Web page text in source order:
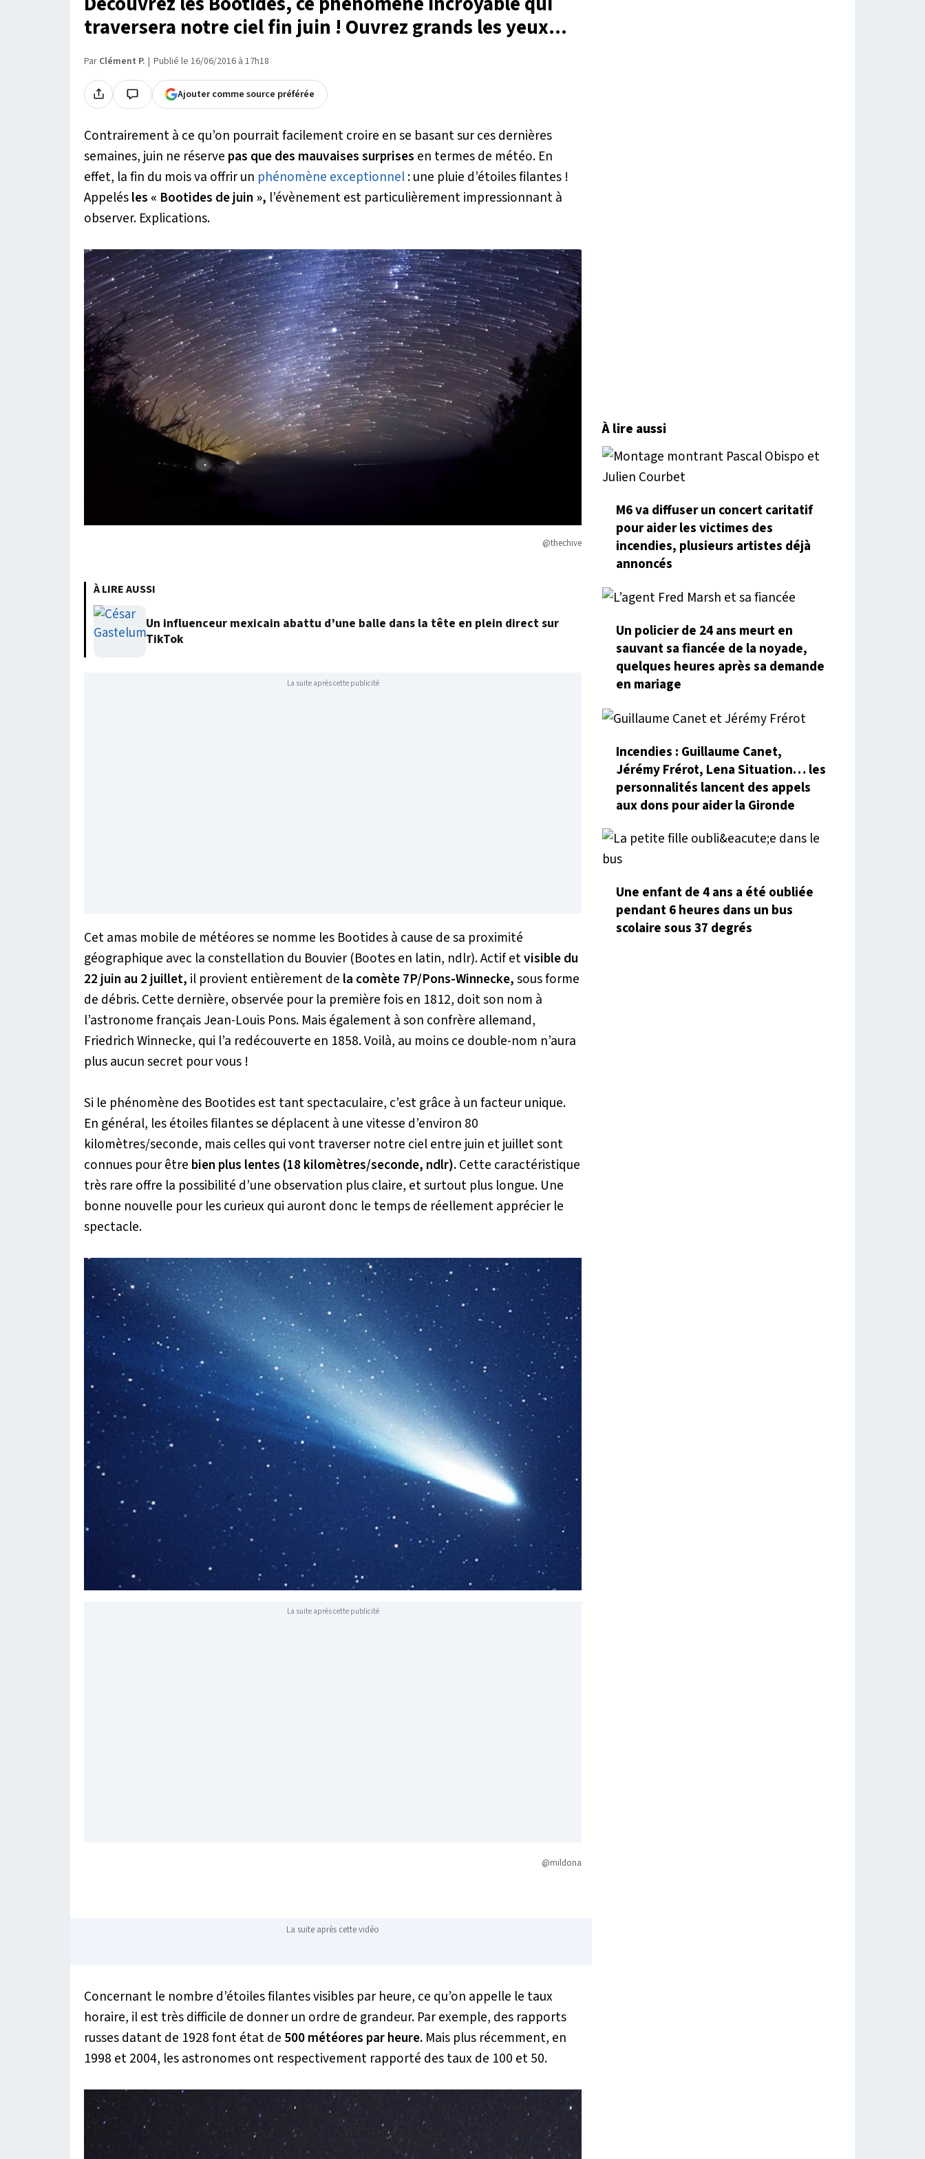
traversera notre ciel fin juin ! Ouvrez grands les yeux...
Par Clément P. Publié le 16/06/2016 à 17h18
Ajouter comme source préférée
Contrairement à ce qu’on pourrait facilement croire en se basant sur ces dernières
semaines, juin ne réserve pas que des mauvaises surprises en termes de météo. En
effet, la fin du mois va offrir un phénomène exceptionnel: une pluie d’étoiles filantes !
Appelésles « Bootides de juin », l’évènement est particulièrement impressionnant à
observer. Explications.
@thechive
À LIRE AUSSI
Un influenceur mexicain abattu d’une balle dans la tête en plein direct sur
TikTok
La suite après cette publicité
Cet amas mobile de météores se nomme les Bootides à cause de sa proximité
géographique avec la constellation du Bouvier (Bootes en latin, ndlr). Actif etvisible du
22 juin au 2 juillet, il provient entièrement de la comète 7P/Pons-Winnecke,sous forme
de débris. Cette dernière, observée pour la première fois en 1812, doit son nom à
l’astronome français Jean-Louis Pons. Mais également à son confrère allemand,
Friedrich Winnecke, qui l’a redécouverte en 1858. Voilà, au moins ce double-nom n’aura
plus aucun secret pour vous !
Si le phénomène des Bootides est tant spectaculaire, c’est grâce à un facteur unique.
En général, les étoiles filantes se déplacent à une vitesse d’environ 80
kilomètres/seconde, mais celles qui vont traverser notre ciel entre juin et juillet sont
connues pour être bien plus lentes (18 kilomètres/seconde, ndlr).Cette caractéristique
très rare offre la possibilité d’une observation plus claire, et surtout plus longue. Une
bonne nouvelle pour les curieux qui auront donc le temps de réellement apprécier le
spectacle.
La suite après cette publicité
@mildona
La suite après cette vidéo
Concernant le nombre d’étoiles filantes visibles par heure, ce qu’on appelle le taux
horaire, il est très difficile de donner un ordre de grandeur. Par exemple, des rapports
russes datant de 1928 font état de 500 météores par heure. Mais plus récemment, en
1998 et 2004, les astronomes ont respectivement rapporté des taux de 100 et 50.
À lire aussi
M6 va diffuser un concert caritatif
pour aider les victimes des
incendies, plusieurs artistes déjà
annoncés
Un policier de 24 ans meurt en
sauvant sa fiancée de la noyade,
quelques heures après sa demande
en mariage
Incendies : Guillaume Canet,
Jérémy Frérot, Lena Situation… les
personnalités lancent des appels
aux dons pour aider la Gironde
Une enfant de 4 ans a été oubliée
pendant 6 heures dans un bus
scolaire sous 37 degrés